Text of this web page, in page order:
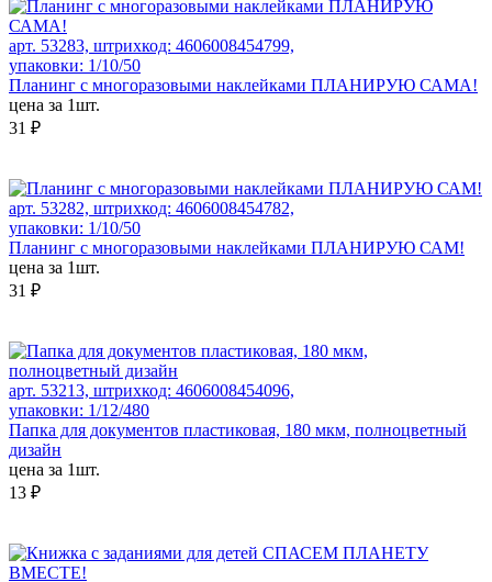
арт. 53283, штрихкод: 4606008454799,
упаковки: 1/10/50
Планинг с многоразовыми наклейками ПЛАНИРУЮ САМА!
цена за 1шт.
31 ₽
арт. 53282, штрихкод: 4606008454782,
упаковки: 1/10/50
Планинг с многоразовыми наклейками ПЛАНИРУЮ САМ!
цена за 1шт.
31 ₽
арт. 53213, штрихкод: 4606008454096,
упаковки: 1/12/480
Папка для документов пластиковая, 180 мкм, полноцветный
дизайн
цена за 1шт.
13 ₽